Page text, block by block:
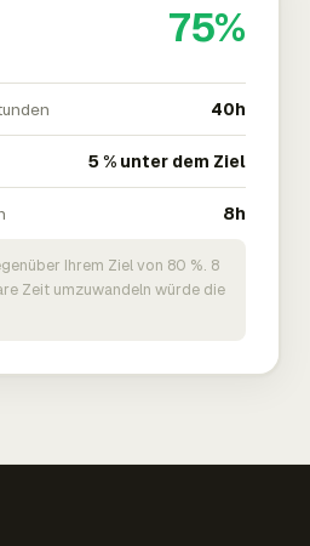
75%
40h
5 % unter dem Ziel
8h
Ihrem Ziel von 80 %. 8
Zeit umzuwandeln würde die